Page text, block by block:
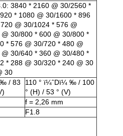
3840 * 2160 @ 30/2560 *
* 1080 @ 30/1600 * 896
@ 30/1024 * 576 @
30/800 * 600 @ 30/800 *
* 576 @ 30/720 * 480 @
30/640 * 360 @ 30/480 *
* 288 @ 30/320 * 240 @ 30
30
/ 83
110 ° ï¼ˆDï¼ ‰ / 100
° (H) / 53 ° (V)
f = 2,26 mm
F1.8